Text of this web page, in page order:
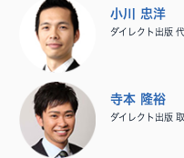
小川 忠洋
ダイレクト出版
寺本 隆裕
ダイレクト出版